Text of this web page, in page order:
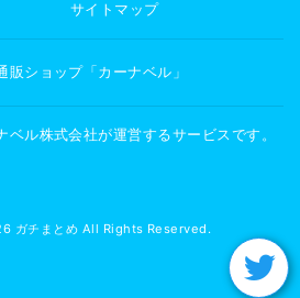
サイトマップ
販ショップ「カーナベル」
ベル株式会社が運営するサービスです。
ガチまとめ All Rights Reserved.